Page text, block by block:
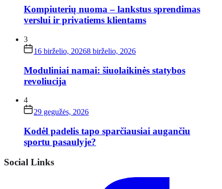
Kompiuterių nuoma – lankstus sprendimas
verslui ir privatiems klientams
3
16 birželio, 20268 birželio, 2026
Moduliniai namai: šiuolaikinės statybos
revoliucija
4
29 gegužės, 2026
Kodėl padelis tapo sparčiausiai augančiu
sportu pasaulyje?
Social Links